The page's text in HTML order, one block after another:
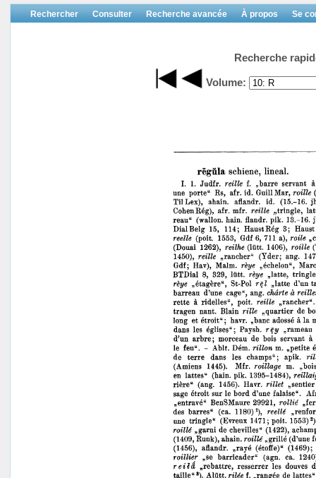
Rechercher Consulter Recherche avancée À propos Se
Recherche
Volume: